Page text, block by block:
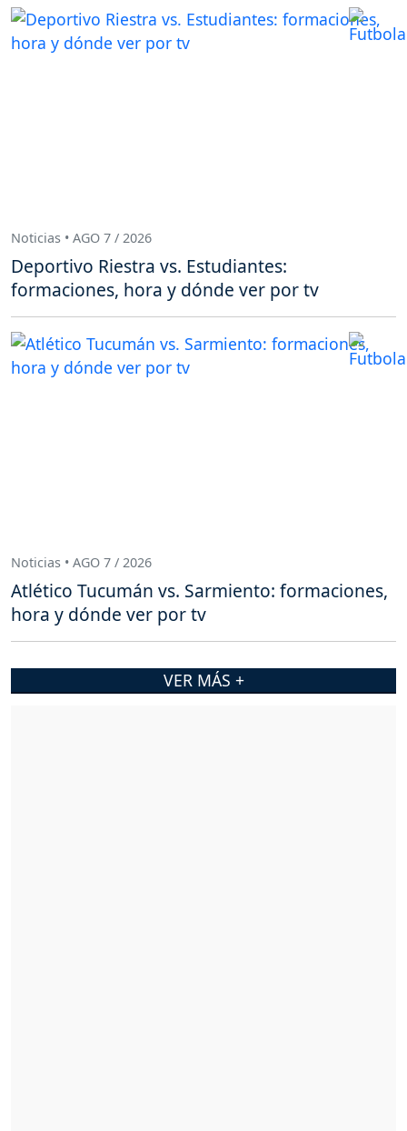
Noticias • AGO 7 / 2026
Deportivo Riestra vs. Estudiantes:
formaciones, hora y dónde ver por tv
Noticias • AGO 7 / 2026
Atlético Tucumán vs. Sarmiento: formaciones,
hora y dónde ver por tv
VER MÁS +